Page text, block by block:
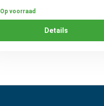
Op voorraad
Details